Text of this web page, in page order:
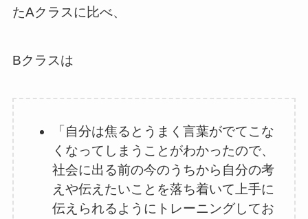
たAクラスに比べ、
Bクラスは
「自分は焦るとうまく言葉がでてこな
くなってしまうことがわかったので、
社会に出る前の今のうちから自分の考
えや伝えたいことを落ち着いて上手に
伝えられるようにトレーニングしてお